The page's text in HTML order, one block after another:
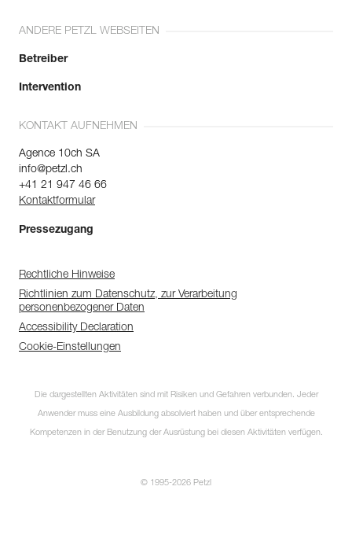
ANDERE PETZL WEBSEITEN
Betreiber
Intervention
KONTAKT AUFNEHMEN
Agence 10ch SA
info@petzl.ch
+41 21 947 46 66
Kontaktformular
Pressezugang
Rechtliche Hinweise
Richtlinien zum Datenschutz, zur Verarbeitung
personenbezogener Daten
Accessibility Declaration
Cookie-Einstellungen
Die dargestellten Aktivitäten sind mit Risiken und Gefahren verbunden. Jeder
Anwender muss eine Ausbildung absolviert haben und über entsprechende
Kompetenzen in der Benutzung der Ausrüstung bei diesen Aktivitäten verfügen.
© 1995-2026 Petzl